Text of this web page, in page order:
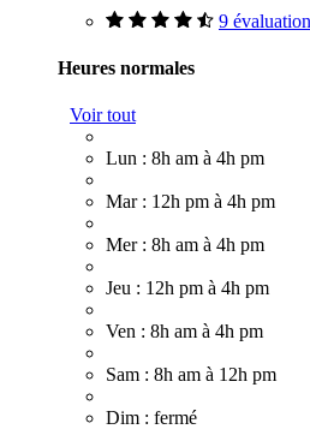
9
Heures normales
Voir tout
Lun : 8h am à 4h pm
Mar : 12h pm à 4h pm
Mer : 8h am à 4h pm
Jeu : 12h pm à 4h pm
Ven : 8h am à 4h pm
Sam : 8h am à 12h pm
Dim : fermé